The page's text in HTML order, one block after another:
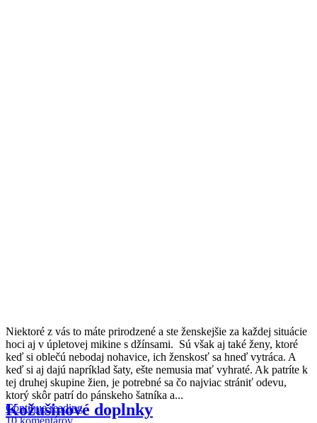
Niektoré z vás to máte prirodzené a ste ženskejšie za každej situácie
hoci aj v úpletovej mikine s džínsami. Sú však aj také ženy, ktoré
keď si oblečú nebodaj nohavice, ich ženskosť sa hneď vytráca. A
keď si aj dajú napríklad šaty, ešte nemusia mať vyhraté. Ak patríte k
tej druhej skupine žien, je potrebné sa čo najviac strániť odevu,
ktorý skôr patrí do pánskeho šatníka a...
Continue reading
Kožušinové doplnky